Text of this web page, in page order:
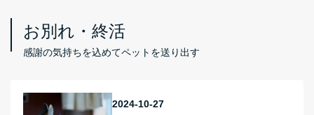
お別れ・終活
感謝の気持ちを込めてペットを送り出す
2024-10-27